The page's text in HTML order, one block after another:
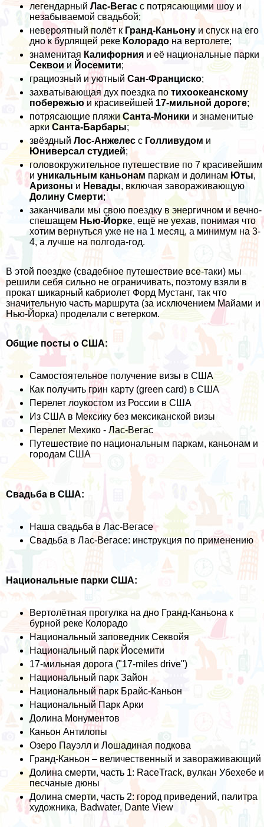
легендарный Лас-Вегас с потрясающими шоу и
незабываемой свадьбой;
невероятный полёт к Гранд-Каньону и спуск на его
дно к бурлящей реке Колорадо на вертолете;
знаменитая Калифорния и её национальные парки
Секвои и Йосемити;
грациозный и уютный Сан-Франциско;
захватывающая дух поездка по тихоокеанскому
побережью и красивейшей 17-мильной дороге;
потрясающие пляжиСанта-Моники и знаменитые
аркиСанта-Барбары;
звёздный Лос-Анжелес с Голливудом и
Юниверсал студией;
головокружительное путешествие по 7 красивейшим
и уникальным каньонам паркам и долинам Юты,
Аризоныи Невады, включая завораживающую
Долину Смерти;
заканчивали мы свою поездку в энергичном и вечно-
спешащем Нью-Йорке, ещё не уехав, понимая что
хотим вернуться уже не на 1 месяц, а минимум на 3-
4, а лучше на полгода-год.
В этой поездке (свадебное путешествие все-таки) мы
решили себя сильно не ограничивать, поэтому взяли в
прокат шикарный кабриолет Форд Мустанг, так что
значительную часть маршрута (за исключением Майами и
Нью-Йорка) проделали с ветерком.
Общие посты о США:
Самостоятельное получение визы в США
Как получить грин карту (green card) в США
Перелет лоукостом из России в США
Из США в Мексику без мексиканской визы
Перелет Мехико - Лас-Вегас
Путешествие по национальным паркам, каньонам и
городам США
Свадьба в США:
Наша свадьба в Лас-Вегасе
Свадьба в Лас-Вегасе: инструкция по применению
Национальные парки США:
Вертолётная прогулка на дно Гранд-Каньона к
бурной реке Колорадо
Национальный заповедник Секвойя
Национальный парк Йосемити
17-мильная дорога ("17-miles drive")
Национальный парк Зайон
Национальный парк Брайс-Каньон
Национальный Парк Арки
Долина Монументов
Каньон Антилопы
Озеро Пауэлл и Лошадиная подкова
Гранд-Каньон – величественный и завораживающий
Долина смерти, часть 1: RaceTrack, вулкан Убехебе и
песчаные дюны
Долина смерти, часть 2: город приведений, палитра
художника, Badwater, Dante View